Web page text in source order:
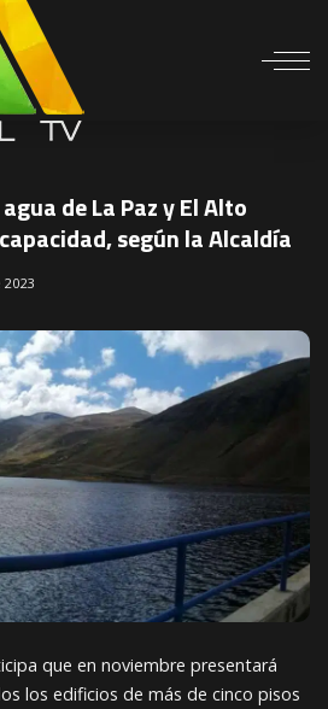
de La Paz y El Alto
según la Alcaldía
que en noviembre presentará
los edificios de más de cinco pisos